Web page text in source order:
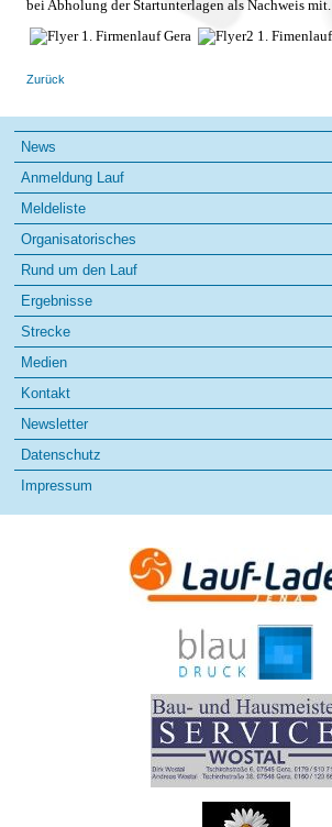
bei Abholung der Startunterlagen als Nachweis mit.
Zurück
Navigation
überspringen
News
Anmeldung Lauf
Meldeliste
Organisatorisches
Rund um den Lauf
Ergebnisse
Strecke
Medien
Kontakt
Newsletter
Datenschutz
Impressum